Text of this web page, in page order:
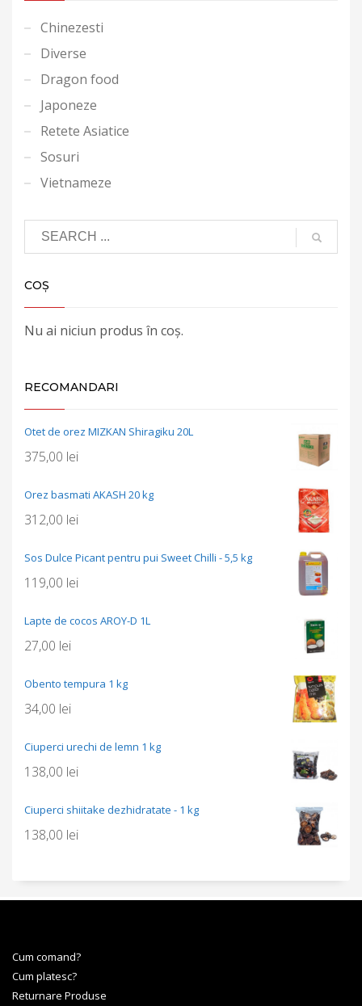
Chinezesti
Diverse
Dragon food
Japoneze
Retete Asiatice
Sosuri
Vietnameze
COȘ
Nu ai niciun produs în coș.
RECOMANDARI
Otet de orez MIZKAN Shiragiku 20L
375,00 lei
Orez basmati AKASH 20 kg
312,00 lei
Sos Dulce Picant pentru pui Sweet Chilli - 5,5 kg
119,00 lei
Lapte de cocos AROY-D 1L
27,00 lei
Obento tempura 1 kg
34,00 lei
Ciuperci urechi de lemn 1 kg
138,00 lei
Ciuperci shiitake dezhidratate - 1 kg
138,00 lei
Cum comand?
Cum platesc?
Returnare Produse